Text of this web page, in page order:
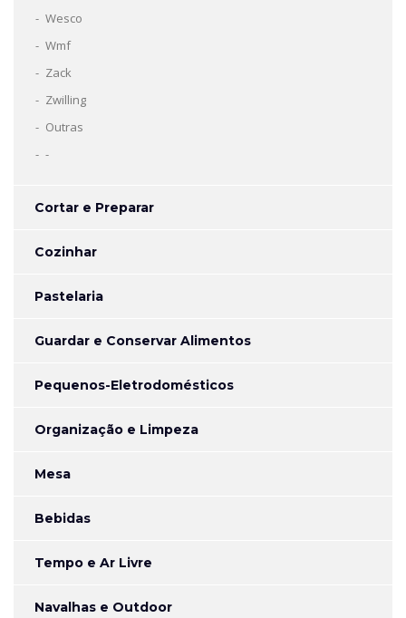
Wesco
Wmf
Zack
Zwilling
Outras
-
Cortar e Preparar
Cozinhar
Pastelaria
Guardar e Conservar Alimentos
Pequenos-Eletrodomésticos
Organização e Limpeza
Mesa
Bebidas
Tempo e Ar Livre
Navalhas e Outdoor